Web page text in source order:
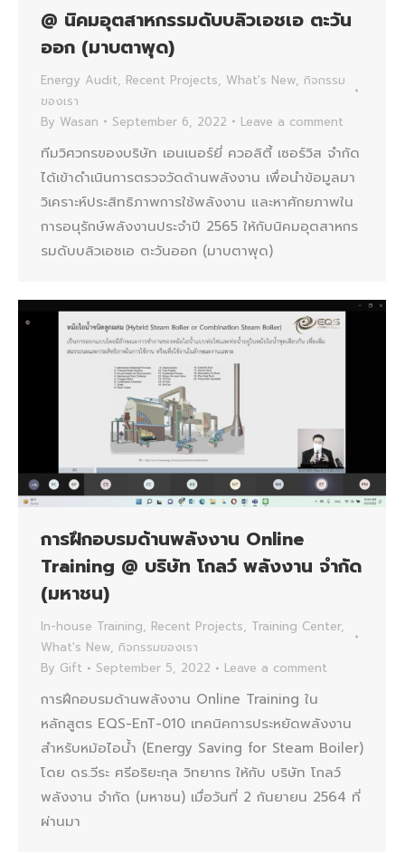
@ นิคมอุตสาหกรรมดับบลิวเอชเอ ตะวัน
ออก (มาบตาพุด)
Energy Audit, Recent Projects, What's New, กิจกรรม
ของเรา
By Wasan September 6, 2022 Leave a comment
ทีมวิศวกรของบริษัท เอนเนอร์ยี่ ควอลิตี้ เซอร์วิส จำกัด
ได้เข้าดำเนินการตรวจวัดด้านพลังงาน เพื่อนำข้อมูลมา
วิเคราะห์ประสิทธิภาพการใช้พลังงาน และหาศักยภาพใน
การอนุรักษ์พลังงานประจำปี 2565 ให้กับนิคมอุตสาหกร
รมดับบลิวเอชเอ ตะวันออก (มาบตาพุด)
การฝึกอบรมด้านพลังงาน Online
Training @ บริษัท โกลว์ พลังงาน จำกัด
(มหาชน)
In-house Training, Recent Projects, Training Center,
What's New, กิจกรรมของเรา
By Gift September 5, 2022 Leave a comment
การฝึกอบรมด้านพลังงาน Online Training ใน
หลักสูตร EQS-EnT-010 เทคนิคการประหยัดพลังงาน
สำหรับหม้อไอน้ำ (Energy Saving for Steam Boiler)
โดย ดร.วีระ ศรีอริยะกุล วิทยากร ให้กับ บริษัท โกลว์
พลังงาน จำกัด (มหาชน) เมื่อวันที่ 2 กันยายน 2564 ที่
ผ่านมา